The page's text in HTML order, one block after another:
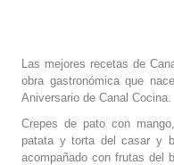
Las mejores recetas de
obra gastronómica que
Aniversario de Canal Cocina.
Crepes de pato con
patata y torta del casar y
acompañado con frutas del